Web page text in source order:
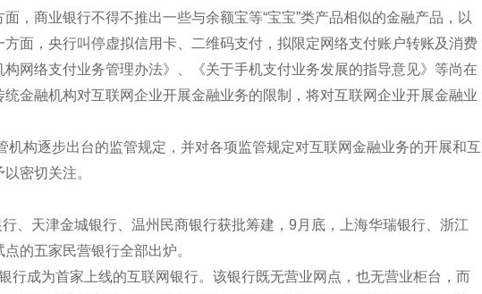
，商业银行不得不推出一些与余额宝等“宝宝”类产品相似的金融产品，以
面，央行叫停虚拟信用卡、二维码支付，拟限定网络支付账户转账及消费
网络支付业务管理办法》、《关于手机支付业务发展的指导意见》等尚在
金融机构对互联网企业开展金融业务的限制，将对互联网企业开展金融业
机构逐步出台的监管规定，并对各项监管规定对互联网金融业务的开展和互
密切关注。
、天津金城银行、温州民商银行获批筹建，9月底，上海华瑞银行、浙江
的五家民营银行全部出炉。
行成为首家上线的互联网银行。该银行既无营业网点，也无营业柜台，而